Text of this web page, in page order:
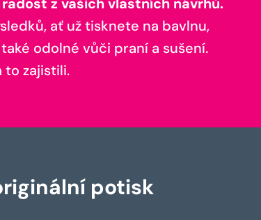
ať už tisknete na bavlnu,
odolné vůči praní a sušení.
to zajistili.
potisk